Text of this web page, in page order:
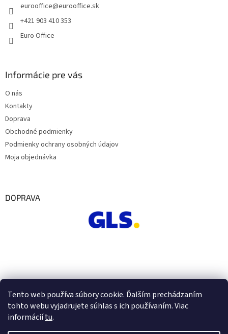
Tento web používa súbory cookie. Ďalším prechádzaním
tohto webu vyjadrujete súhlas s ich používaním. Viac
informáciítu.
eurooffice@eurooffice.sk
+421 903 410 353
Euro Office
Informácie pre vás
O nás
Kontakty
Doprava
Obchodné podmienky
Podmienky ochrany osobných údajov
Moja objednávka
DOPRAVA